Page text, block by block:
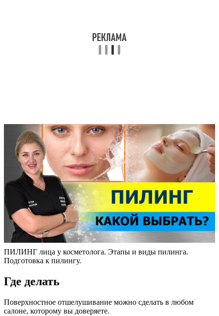
ПИЛИНГ лица у косметолога. Этапы и виды пилинга.
Подготовка к пилингу.
Где делать
Поверхностное отшелушивание можно сделать в любом
салоне, которому вы доверяете.